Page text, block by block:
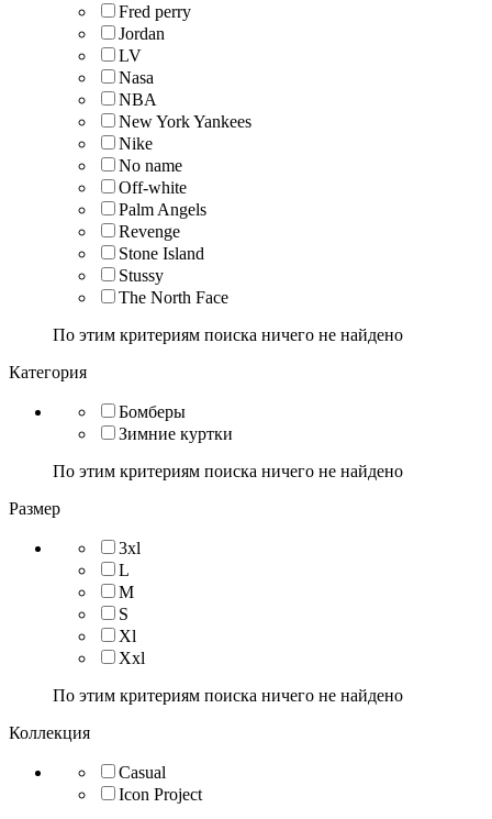
Fred perry
Jordan
LV
Nasa
NBA
New York Yankees
Nike
No name
Off-white
Palm Angels
Revenge
Stone Island
Stussy
The North Face
По этим критериям поиска ничего не найдено
Категория
Бомберы
Зимние куртки
По этим критериям поиска ничего не найдено
Размер
3xl
L
M
S
Xl
Xxl
По этим критериям поиска ничего не найдено
Коллекция
Casual
Icon Project